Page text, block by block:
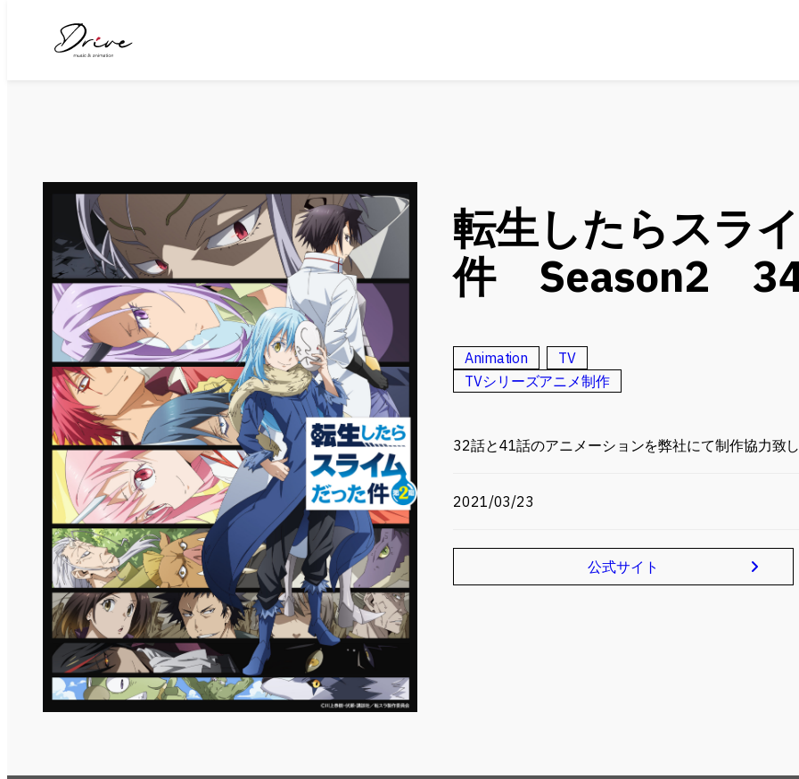
転生したらスラ
件 Season2 34
Animation
TV
TVシリーズアニメ制作
32話と41話のアニメーションを弊社にて制作協力致し
2021/03/23
公式サイト